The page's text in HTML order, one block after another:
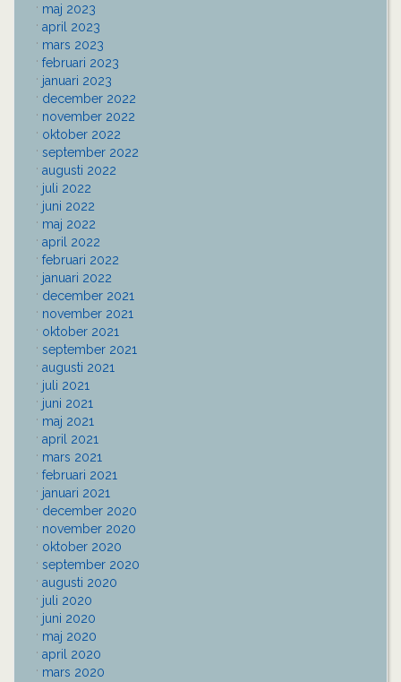
maj 2023
april 2023
mars 2023
februari 2023
januari 2023
december 2022
november 2022
oktober 2022
september 2022
augusti 2022
juli 2022
juni 2022
maj 2022
april 2022
februari 2022
januari 2022
december 2021
november 2021
oktober 2021
september 2021
augusti 2021
juli 2021
juni 2021
maj 2021
april 2021
mars 2021
februari 2021
januari 2021
december 2020
november 2020
oktober 2020
september 2020
augusti 2020
juli 2020
juni 2020
maj 2020
april 2020
mars 2020